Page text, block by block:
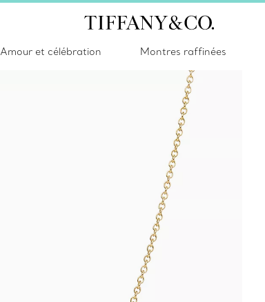
Amour et célébration Montres raffinées